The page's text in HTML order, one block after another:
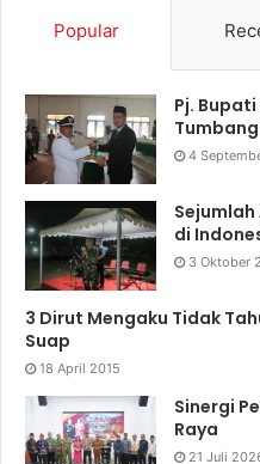
Popular
Pj.
4
Sejumlah
di
3 Oktober
3 Dirut Mengaku Tidak
Suap
18 April 2015
Sinergi
Raya
21 Juli